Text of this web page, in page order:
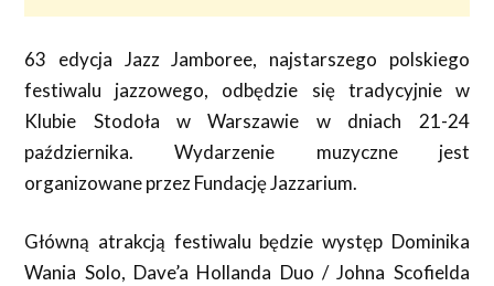
63 edycja Jazz Jamboree, najstarszego polskiego
festiwalu jazzowego, odbędzie się tradycyjnie w
Klubie Stodoła w Warszawie w dniach 21-24
października. Wydarzenie muzyczne jest
organizowane przez Fundację Jazzarium.
Główną atrakcją festiwalu będzie występ Dominika
Wania Solo, Dave’a Hollanda Duo / Johna Scofielda